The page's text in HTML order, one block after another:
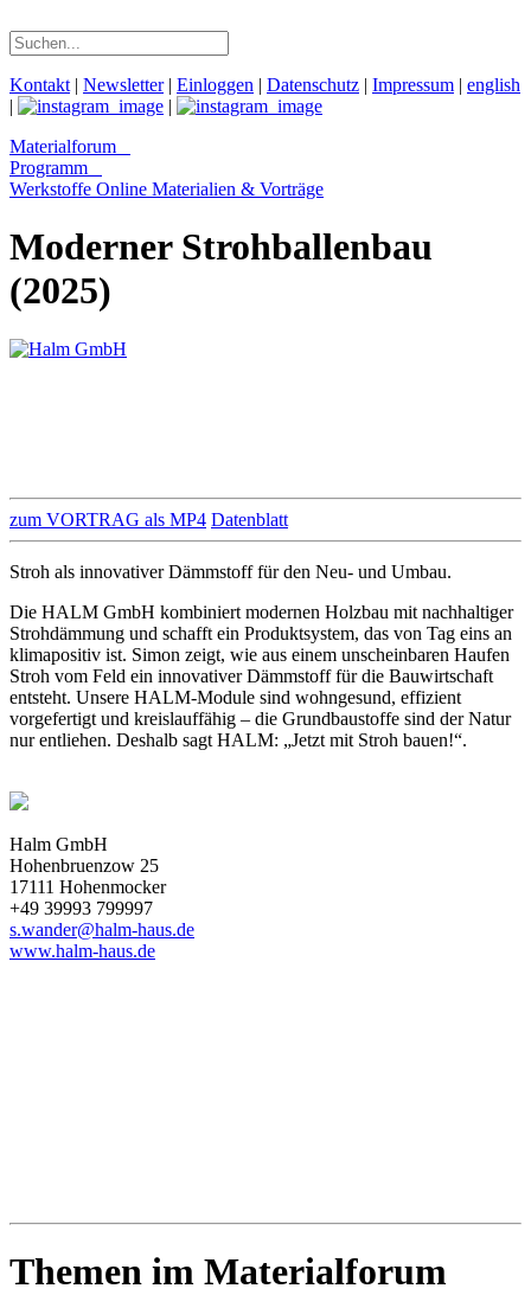
Kontakt | Newsletter| Einloggen | Datenschutz | Impressum | english
|
|
Materialforum
Programm
Werkstoffe Online Materialien & Vorträge
Moderner Strohballenbau
(2025)
zum VORTRAG als MP4 Datenblatt
Stroh als innovativer Dämmstoff für den Neu- und Umbau.
Die HALM GmbH kombiniert modernen Holzbau mit nachhaltiger
Strohdämmung und schafft ein Produktsystem, das von Tag eins an
klimapositiv ist. Simon zeigt, wie aus einem unscheinbaren Haufen
Stroh vom Feld ein innovativer Dämmstoff für die Bauwirtschaft
entsteht. Unsere HALM-Module sind wohngesund, effizient
vorgefertigt und kreislauffähig – die Grundbaustoffe sind der Natur
nur entliehen. Deshalb sagt HALM: „Jetzt mit Stroh bauen!“.
Halm GmbH
Hohenbruenzow 25
17111 Hohenmocker
+49 39993 799997
s.wander@halm-haus.de
www.halm-haus.de
Themen im Materialforum